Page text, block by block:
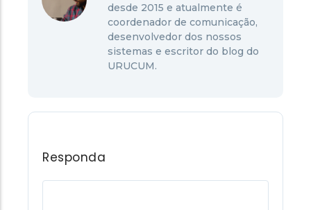
desde 2015 e atualmente é
coordenador de comunicação,
desenvolvedor dos nossos
sistemas e escritor do blog do
URUCUM.
Responda